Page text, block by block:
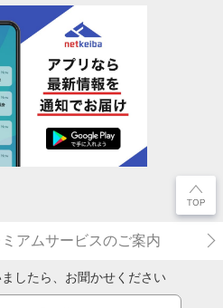
アムサービスのご案内
したら、お聞かせください